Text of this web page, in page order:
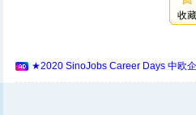
收
★2020 SinoJobs Career Days 中欧